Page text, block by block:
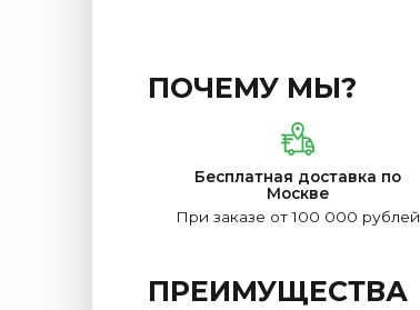
ПОЧЕМУ МЫ?
Бесплатная доставка по
Москве
При заказе от 100 000 рублей
ПРЕИМУЩЕСТВА